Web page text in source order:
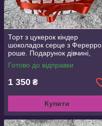
Торт з цукерок кіндер
шоколадок серце з Ферерро
роше. Подарунок дівчині,
жінці на День народження,
Валентина, 8 Березня
Готово до відправки
1 350 ₴
Купити